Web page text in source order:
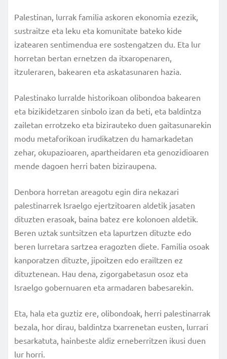
Palestinan, lurrak familia askoren ekonomia ezezik,
sustraitze eta leku eta komunitate bateko kide
izatearen sentimendua ere sostengatzen du. Eta lur
horretan bertan ernetzen da itxaropenaren,
itzuleraren, bakearen eta askatasunaren hazia.
Palestinako lurralde historikoan olibondoa bakearen
eta bizikidetzaren sinbolo izan da beti, eta baldintza
zailetan errotzeko eta bizirauteko duen gaitasunarekin
modu metaforikoan irudikatzen du hamarkadetan
zehar, okupazioaren, apartheidaren eta genozidioaren
mende dagoen herri baten biziraupena.
Denbora horretan areagotu egin dira nekazari
palestinarrek Israelgo ejertzitoaren aldetik jasaten
dituzten erasoak, baina batez ere kolonoen aldetik.
Beren uztak suntsitzen eta lapurtzen dituzte edo
beren lurretara sartzea eragozten diete. Familia osoak
kanporatzen dituzte, jipoitzen edo erailtzen ez
dituztenean. Hau dena, zigorgabetasun osoz eta
Israelgo gobernuaren eta armadaren babesarekin.
Eta, hala eta guztiz ere, olibondoak, herri palestinarrak
bezala, hor dirau, baldintza txarrenetan eusten, lurrari
besarkatuta, hainbeste aldiz erneberritzen ikusi duen
lur horri.